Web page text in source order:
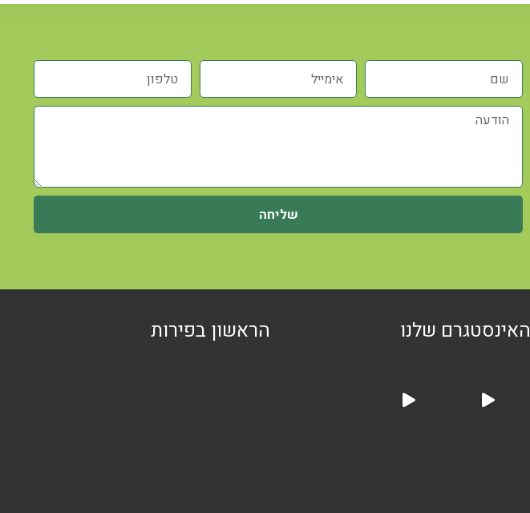
שליחה
האינסטגרם שלנו הראשון בפירות